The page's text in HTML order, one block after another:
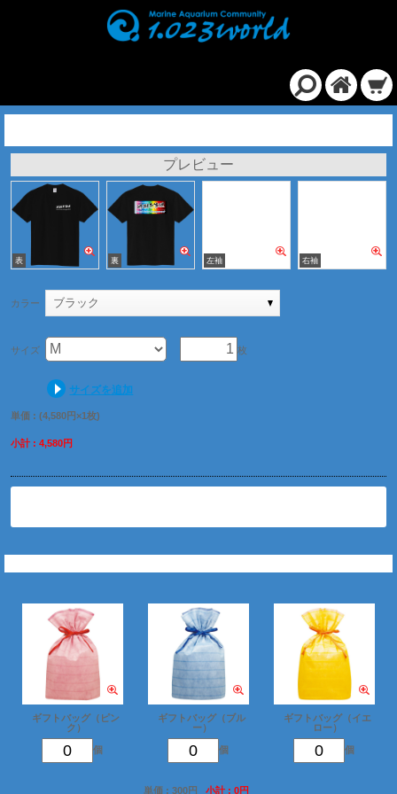
プレビュー
カラー ブラック
枚
サイズ
サイズを追加
単価 : (4,580円×1枚)
小計 : 4,580円
ギフトバッグ（ピン
ク）
個
ギフトバッグ（ブル
ー）
個
ギフトバッグ（イエ
ロー）
個
単価 : 300円 小計 : 0円